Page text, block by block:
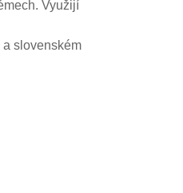
Využijí
slovenském